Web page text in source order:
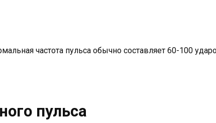
частота пульса обычно составляет 60-100
пульса